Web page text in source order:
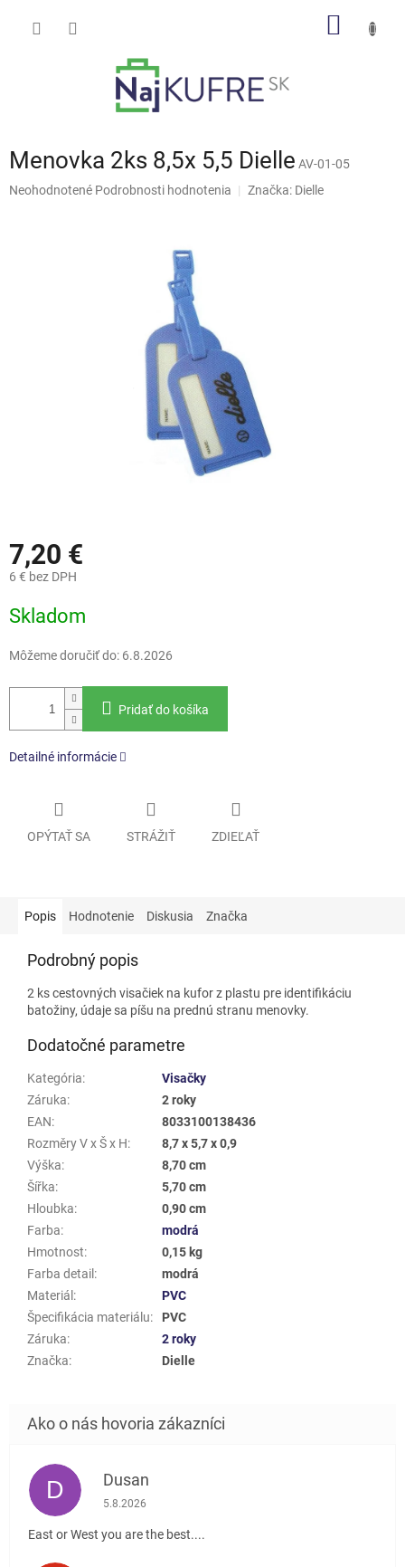
Menovka 2ks 8,5x 5,5 Dielle AV-01-05
Priemerné
Neohodnotené Podrobnosti hodnotenia Značka: Dielle
7,20 €
6 € bez DPH
cena:
Skladom
Môžeme doručiť do: 6.8.2026
Pridať do košíka
Detailné informácie
OPÝTAŤ SA STRÁŽIŤ ZDIEĽAŤ
Popis Hodnotenie Diskusia Značka
Podrobný popis
2 ks cestovných visačiek na kufor z plastu pre identifikáciu
batožiny, údaje sa píšu na prednú stranu menovky.
Dodatočné parametre
Kategória:
Visačky
Záruka:
2 roky
EAN:
8033100138436
Rozměry V x Š x H:
8,7 x 5,7 x 0,9
Výška:
8,70 cm
Šířka:
5,70 cm
Hloubka:
0,90 cm
Farba:
modrá
Hmotnost:
0,15 kg
Farba detail :
modrá
Materiál :
PVC
Špecifikácia materiálu:
PVC
Záruka:
2 roky
Značka: Dielle
D Dusan
Hodnotenie obchodu je 5 z 5 hviezdičiek.
5.8.2026
East or West you are the best....